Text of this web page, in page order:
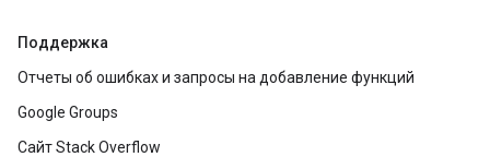
Поддержка
Отчеты об ошибках и запросы на добавление функций
Google Groups
Сайт Stack Overflow